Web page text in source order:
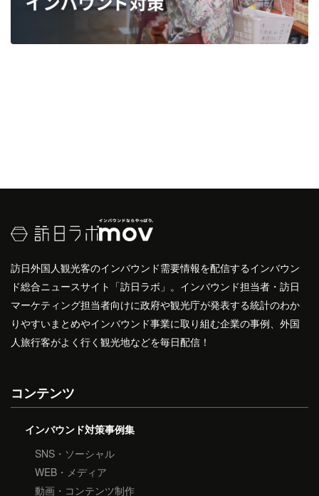
訪日外国人観光客のインバウンド需要情報を配信するインバウン
ド総合ニュースサイト「訪日ラボ」。インバウンド担当者・訪日
マーケティング担当者向けに政府や観光庁が発表する統計のわか
りやすいまとめやインバウンド事業に取り組む企業の事例、外国
人旅行客がよく行く観光地などを毎日配信！
コンテンツ
インバウンド対策事例集
SNS・ソーシャル
WEB・メディア
動画・コンテンツ制作